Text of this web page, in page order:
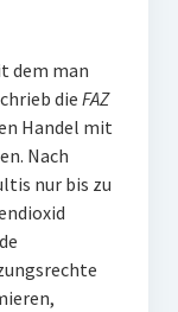
dem man
die FAZ
Handel mit
Nach
nur bis zu